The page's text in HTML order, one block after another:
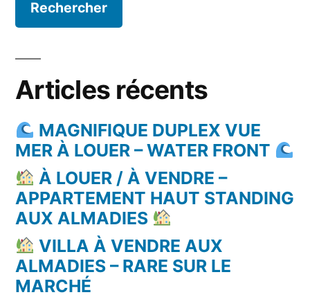
Articles récents
MAGNIFIQUE DUPLEX VUE
MER À LOUER – WATER FRONT
À LOUER / À VENDRE –
APPARTEMENT HAUT STANDING
AUX ALMADIES
VILLA À VENDRE AUX
ALMADIES – RARE SUR LE
MARCHÉ